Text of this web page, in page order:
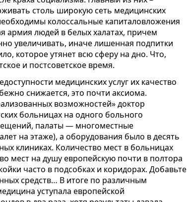
столь широкую сеть медицинских
колоссальные капиталовложения
армия людей в белых халатах, причем
увеличивать, иначе лишенная подпитки
которое утянет всю сферу на дно. Что,
и постсоветское время.
медицинских услуг их качество
снижается, это почти аксиома.
возможностей» доктор
больницах на одного больного
палаты — многоместные
на этаже), а оборудования было в десять
клиниках. Количество мест в больницах
мест на душу европейскую почти в полтора
часто в подсобках и коридорах. Добавьте
средств… В итоге по различным
уступала европейской